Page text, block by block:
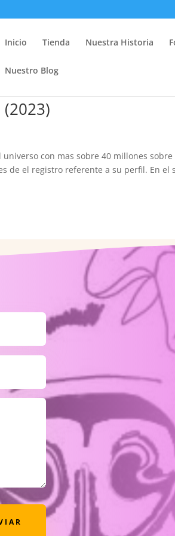
Inicio Tienda Nuestra Historia
Nuestro Blog
con mas sobre 40 millones
de el registro referente a su perfil. En el